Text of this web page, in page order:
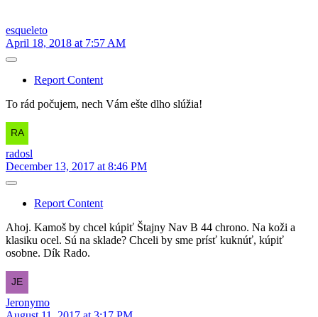
esqueleto
April 18, 2018 at 7:57 AM
Report Content
To rád počujem, nech Vám ešte dlho slúžia!
radosl
December 13, 2017 at 8:46 PM
Report Content
Ahoj. Kamoš by chcel kúpiť Štajny Nav B 44 chrono. Na koži a
klasiku ocel. Sú na sklade? Chceli by sme prísť kuknúť, kúpiť
osobne. Dík Rado.
Jeronymo